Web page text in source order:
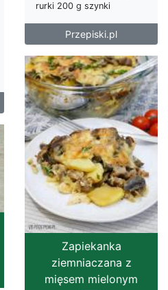
rurki 200 g szynki
Przepiski.pl
Zapiekanka
ziemniaczana z
mięsem mielonym